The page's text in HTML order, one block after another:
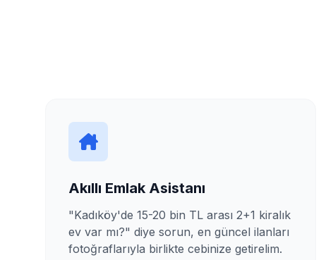
Akıllı Emlak Asistanı
"Kadıköy'de 15-20 bin TL arası 2+1 kiralık
ev var mı?" diye sorun, en güncel ilanları
fotoğraflarıyla birlikte cebinize getirelim.